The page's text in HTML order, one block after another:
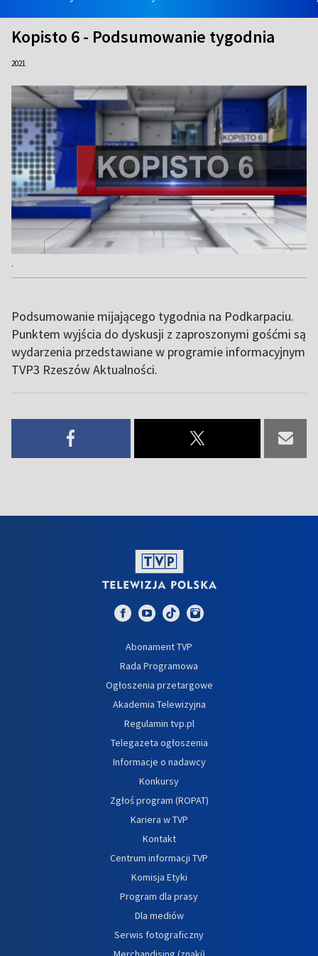
Kopisto 6 - Podsumowanie tygodnia
2021
.
Podsumowanie mijającego tygodnia na Podkarpaciu.
Punktem wyjścia do dyskusji z zaproszonymi gośćmi są
wydarzenia przedstawiane w programie informacyjnym
TVP3 Rzeszów Aktualności.
Abonament TVP
Rada Programowa
Ogłoszenia przetargowe
Akademia Telewizyjna
Regulamin tvp.pl
Telegazeta ogłoszenia
Informacje o nadawcy
Konkursy
Zgłoś program (ROPAT)
Kariera w TVP
Kontakt
Centrum informacji TVP
Komisja Etyki
Program dla prasy
Dla mediów
Serwis fotograficzny